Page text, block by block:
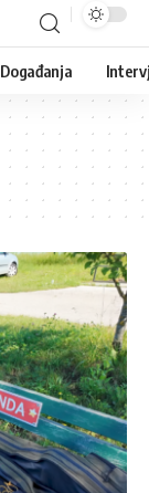
Događanja